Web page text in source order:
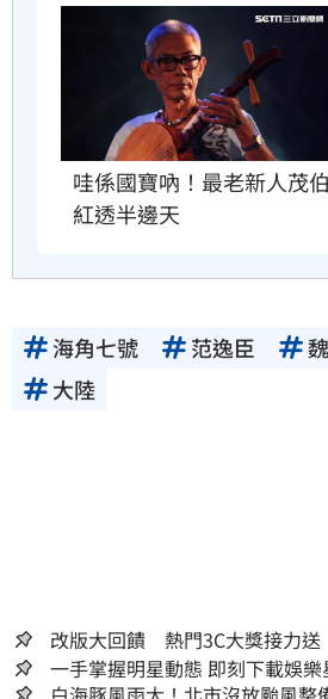
哇係國寶吶！最老新人茂伯
紅透半邊天
海角七號 范逸臣
大陸
改版大回饋 熱門3C大獎接力送
一手掌握明星動態 即刻